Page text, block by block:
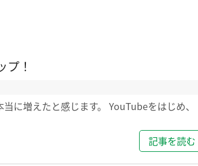
プ！
に増えたと感じます。 YouTubeをはじめ、
記事を読む